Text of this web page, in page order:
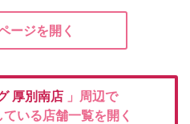
ージを開く
厚別南店 」周辺で
いる店舗一覧を開く